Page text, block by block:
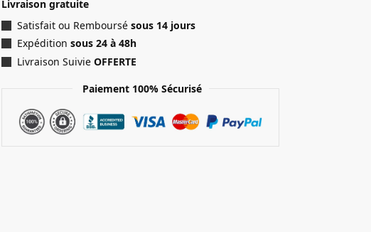
Livraison gratuite
Satisfait ou Remboursésous 14 jours
Expédition sous 24 à 48h
Livraison SuivieOFFERTE
Paiement 100% Sécurisé